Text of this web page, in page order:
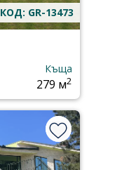
КОД: GR-13473
Къща
279 м2